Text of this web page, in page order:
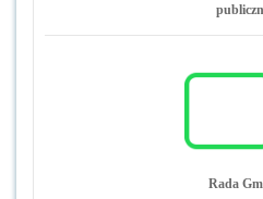
Rada